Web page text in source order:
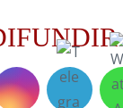
iconografía